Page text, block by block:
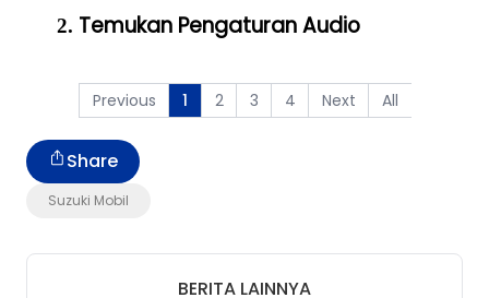
Temukan Pengaturan Audio
Previous 1 2 3 4 Next All
Suzuki Mobil
Share
BERITA LAINNYA